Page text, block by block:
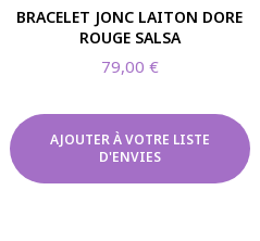
BRACELET JONC LAITON DORE
ROUGE SALSA
79,00 €
AJOUTER À VOTRE LISTE
D'ENVIES